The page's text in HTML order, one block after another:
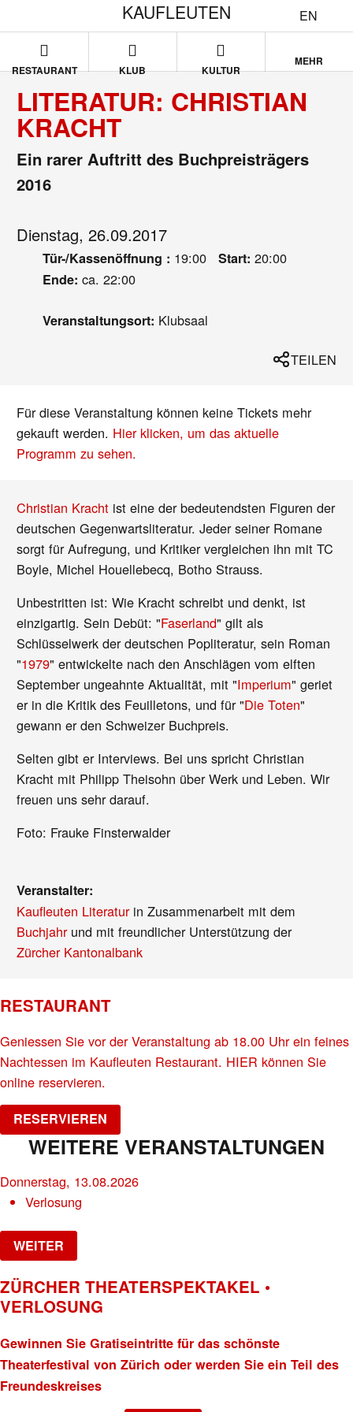
EN
KAUFLEUTEN
RESTAURANT KLUB KULTUR
MEHR
LITERATUR: CHRISTIAN
KRACHT
Ein rarer Auftritt des Buchpreisträgers
2016
Dienstag, 26.09.2017
Tür-/Kassenöffnung : 19:00 Start: 20:00
Ende: ca. 22:00
Veranstaltungsort: Klubsaal
TEILEN
Für diese Veranstaltung können keine Tickets mehr
gekauft werden. Hier klicken, um das aktuelle
Programm zu sehen.
Christian Kracht ist eine der bedeutendsten Figuren der
deutschen Gegenwartsliteratur. Jeder seiner Romane
sorgt für Aufregung, und Kritiker vergleichen ihn mit TC
Boyle, Michel Houellebecq, Botho Strauss.
Unbestritten ist: Wie Kracht schreibt und denkt, ist
einzigartig. Sein Debüt: "Faserland" gilt als
Schlüsselwerk der deutschen Popliteratur, sein Roman
"1979" entwickelte nach den Anschlägen vom elften
September ungeahnte Aktualität, mit "Imperium" geriet
er in die Kritik des Feuilletons, und für "Die Toten"
gewann er den Schweizer Buchpreis.
Selten gibt er Interviews. Bei uns spricht Christian
Kracht mit Philipp Theisohn über Werk und Leben. Wir
freuen uns sehr darauf.
Foto: Frauke Finsterwalder
Veranstalter:
Kaufleuten Literaturin Zusammenarbeit mit dem
Buchjahrund mit freundlicher Unterstützung der
Zürcher Kantonalbank
RESTAURANT
Geniessen Sie vor der Veranstaltung ab 18.00 Uhr ein feines
Nachtessen im Kaufleuten Restaurant. HIER können Sie
online reservieren.
RESERVIEREN
WEITERE VERANSTALTUNGEN
Donnerstag, 13.08.2026
Verlosung
WEITER
ZÜRCHER THEATERSPEKTAKEL •
VERLOSUNG
Gewinnen Sie Gratiseintritte für das schönste
Theaterfestival von Zürich oder werden Sie ein Teil des
Freundeskreises